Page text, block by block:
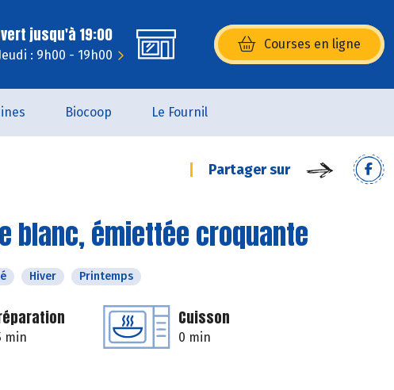
jusqu'à 19:00
: 9h00 - 19h00
Courses en ligne
(s’ouvre dans une nouvelle
Biocoop Le Fournil
Partager sur
blanc, émiettée croquante
Hiver Printemps
min
Cuisson
0 min